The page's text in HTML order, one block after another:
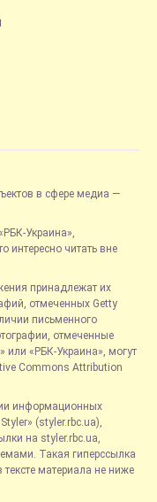
в сфере медиа —
Украина»,
интересно читать вне
принадлежат их
отмеченных Getty
письменного
отмеченные
или «РБК-Украина», могут
Commons Attribution
информационных
(styler.rbc.ua),
на styler.rbc.ua,
Такая гиперссылка
материала не ниже